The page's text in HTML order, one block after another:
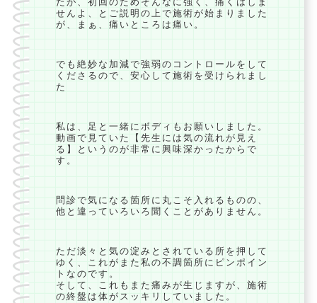
たが、初回のためそんなに強く、痛くはしま
せんよ、とご説明の上で施術が始まりました
が、まぁ、痛いところは痛い。
でも絶妙な加減で強弱のコントロールをして
くださるので、安心して施術を受けられまし
た
私は、足と一緒にボディもお願いしました。
動画で見ていた【先生には気の流れが見え
る】というのが非常に興味深かったからで
す。
問診で気になる箇所に丸こそ入れるものの、
他と違っていろいろ聞くことがありません。
ただ淡々と気の淀みとされている所を押して
ゆく、これがまた私の不調箇所にピンポイン
トなのです。
そして、これもまた痛みが生じますが、施術
の終盤は体がスッキリしていました。